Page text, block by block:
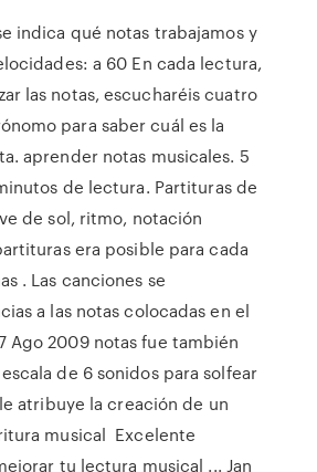
indica qué notas trabajamos y
a 60 En cada lectura,
las notas, escucharéis cuatro
para saber cuál es la
aprender notas musicales. 5
de lectura. Partituras de
de sol, ritmo, notación
era posible para cada
. Las canciones se
a las notas colocadas en el
Ago 2009 notas fue también
de 6 sonidos para solfear
atribuye la creación de un
musical Excelente
tu lectura musical ... Jan